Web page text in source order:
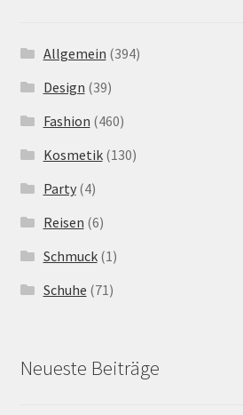
Allgemein (394)
Design (39)
Fashion (460)
Kosmetik(130)
Party(4)
Reisen (6)
Schmuck(1)
Schuhe (71)
Neueste Beiträge